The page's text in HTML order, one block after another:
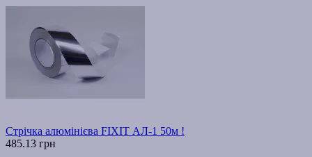
Стрічка алюмінієва FIXIT АЛ-1 50м !
485.13 грн